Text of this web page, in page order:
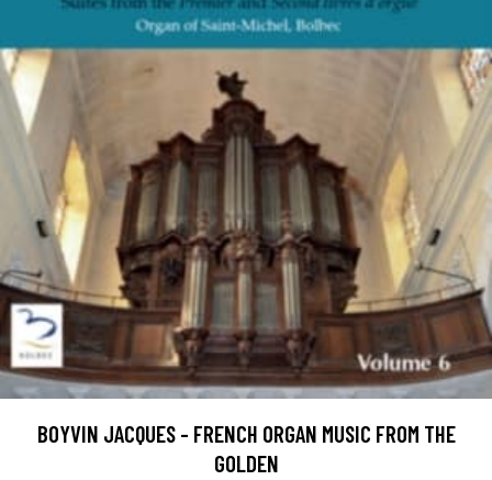
BOYVIN JACQUES - FRENCH ORGAN MUSIC FROM THE
GOLDEN